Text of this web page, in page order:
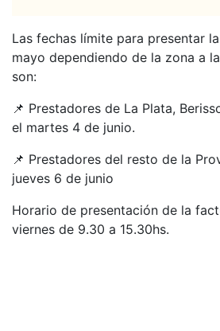
Las fechas límite para presentar
mayo dependiendo de la zona a
son:
📌 Prestadores de La Plata,
el martes 4 de junio.
📌 Prestadores del resto de la
jueves 6 de junio
Horario de presentación de la
viernes de 9.30 a 15.30hs.